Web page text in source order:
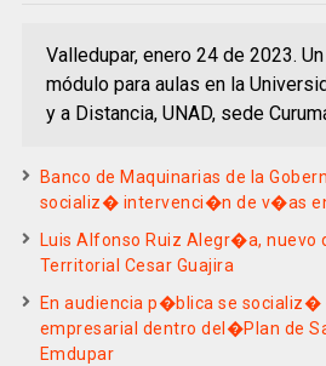
Valledupar, enero 24 de 2023.
módulo para aulas en la
y a Distancia, UNAD, sede
Banco de Maquinarias de la
socializ� intervenci�n de v�as en
Luis Alfonso Ruiz Alegr�a, nuevo
Territorial Cesar Guajira
En audiencia p�blica se socializ�
empresarial dentro del�Plan de
Emdupar